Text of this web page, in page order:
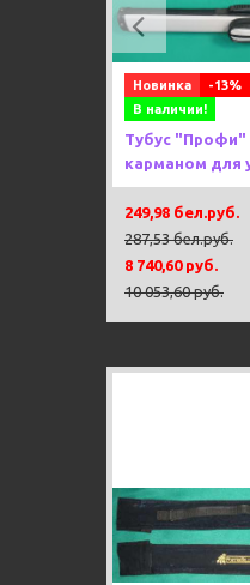
Previous
Новинка -13%
В наличии!
Тубус "Профи"
карманом для
249,98 бел.руб.
287,53 бел.руб.
8 740,60 руб.
10 053,60 руб.